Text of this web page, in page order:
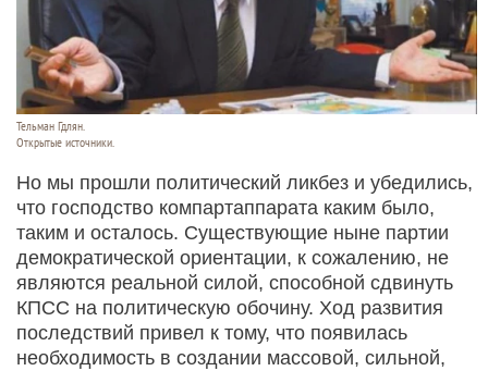
Тельман Гдлян.
Открытые источники.
Но мы прошли политический ликбез и убедились,
что господство компартаппарата каким было,
таким и осталось. Существующие ныне партии
демократической ориентации, к сожалению, не
являются реальной силой, способной сдвинуть
КПСС на политическую обочину. Ход развития
последствий привел к тому, что появилась
необходимость в создании массовой, сильной,